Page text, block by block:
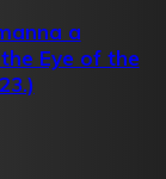
a
Eye of the